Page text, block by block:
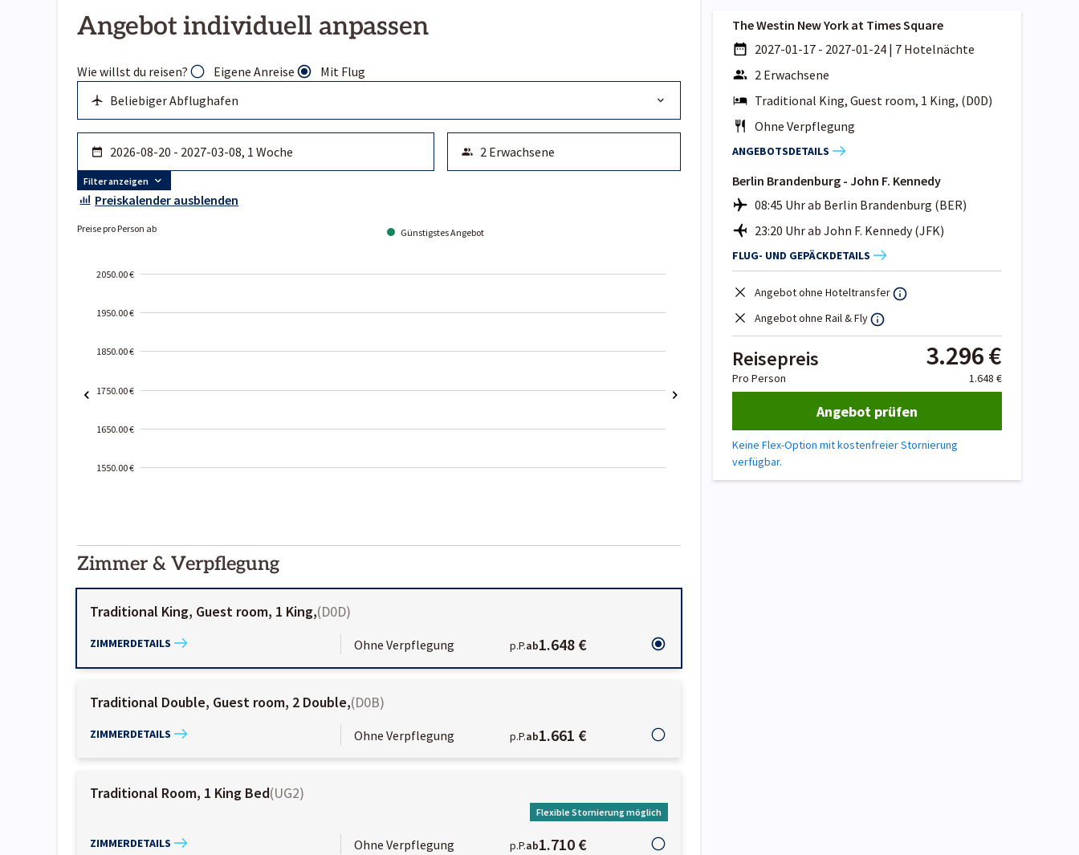
Angebot individuell anpassen
Wie willst du reisen? Eigene Anreise Mit Flug
Filter anzeigen
Preiskalender ausblenden
Preise pro Person ab Günstigstes Angebot
2050.00 €
1950.00 €
1850.00 €
1750.00 €
1650.00 €
1550.00 €
01-02
Zimmer & Verpflegung
Traditional King, Guest room, 1 King,(D0D)
ZIMMERDETAILS Ohne Verpflegung p.P.ab1.648 €
Traditional Double, Guest room, 2 Double,(D0B)
ZIMMERDETAILS Ohne Verpflegung p.P.ab1.661 €
Traditional Room, 1 King Bed(UG2)
Flexible Stornierung möglich
ZIMMERDETAILS Ohne Verpflegung p.P.ab1.710 €
The Westin New York at Times Square
2027-01-17 - 2027-01-24 | 7 Hotelnächte
2 Erwachsene
Traditional King, Guest room, 1 King, (D0D)
Ohne Verpflegung
ANGEBOTSDETAILS
Berlin Brandenburg - John F. Kennedy
08:45 Uhr ab Berlin Brandenburg (BER)
23:20 Uhr ab John F. Kennedy (JFK)
FLUG- UND GEPÄCKDETAILS
Angebot ohne Hoteltransfer
Angebot ohne Rail & Fly
Reisepreis 3.296 €
Pro Person 1.648 €
Angebot prüfen
Keine Flex-Option mit kostenfreier Stornierung
verfügbar.